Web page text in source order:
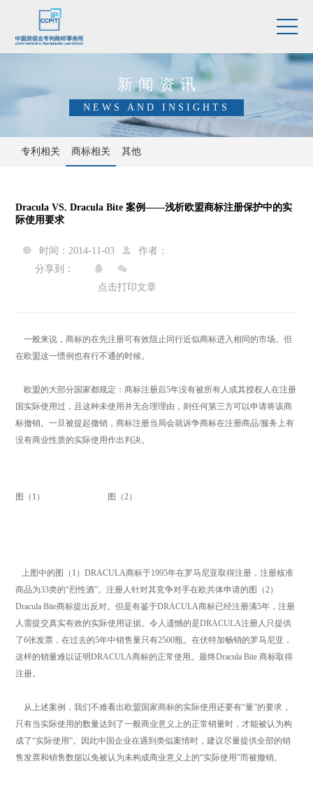
新闻资讯
NEWS AND INSIGHTS
专利相关 商标相关 其他
Dracula VS. Dracula Bite 案例——浅析欧盟商标注册保护中的实
际使用要求
 时间：2014-11-03 
作者：
分享到：
 
点击打印文章
一般来说，商标的在先注册可有效阻止同行近似商标进入相同的市场。但
在欧盟这一惯例也有行不通的时候。
欧盟的大部分国家都规定：商标注册后5年没有被所有人或其授权人在注册
国实际使用过，且这种未使用并无合理理由，则任何第三方可以申请将该商
标撤销。一旦被提起撤销，商标注册当局会就诉争商标在注册商品/服务上有
没有商业性质的实际使用作出判决。
图（1） 图（2）
上图中的图（1）DRACULA商标于1995年在罗马尼亚取得注册，注册核准
商品为33类的“烈性酒”。注册人针对其竞争对手在欧共体申请的图（2）
Dracula Bite商标提出反对。但是有鉴于DRACULA商标已经注册满5年，注册
人需提交真实有效的实际使用证据。令人遗憾的是DRACULA注册人只提供
了6张发票，在过去的5年中销售量只有2500瓶。在伏特加畅销的罗马尼亚，
这样的销量难以证明DRACULA商标的正常使用。最终Dracula Bite 商标取得
注册。
从上述案例，我们不难看出欧盟国家商标的实际使用还要有“量”的要求，
只有当实际使用的数量达到了一般商业意义上的正常销量时，才能被认为构
成了“实际使用”。因此中国企业在遇到类似案情时，建议尽量提供全部的销
售发票和销售数据以免被认为未构成商业意义上的“实际使用”而被撤销。